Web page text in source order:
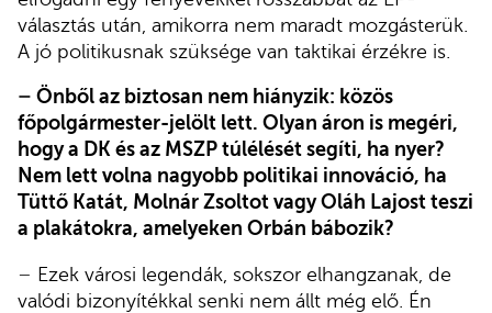
választás után, amikorra nem maradt mozgásterük.
A jó politikusnak szüksége van taktikai érzékre is.
– Önből az biztosan nem hiányzik: közös
főpolgármester-jelölt lett. Olyan áron is megéri,
hogy a DK és az MSZP túlélését segíti, ha nyer?
Nem lett volna nagyobb politikai innováció, ha
Tüttő Katát, Molnár Zsoltot vagy Oláh Lajost teszi
a plakátokra, amelyeken Orbán bábozik?
– Ezek városi legendák, sokszor elhangzanak, de
valódi bizonyítékkal senki nem állt még elő. Én